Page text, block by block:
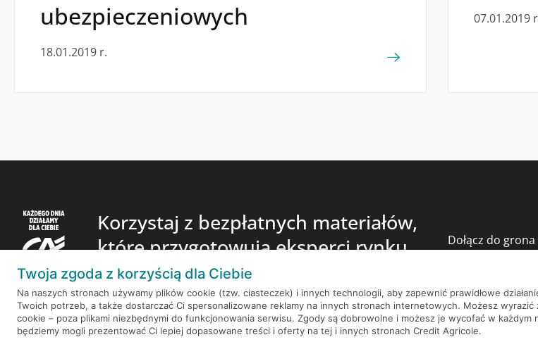
ubezpieczeniowych
18.01.2019 r.
07.01.2019
Korzystaj z bezpłatnych materiałów,
które przygotowują eksperci rynku
finansowego.
Dołącz do
Twoja zgoda z korzyścią dla Ciebie
Na naszych stronach używamy plików cookie (tzw. ciasteczek) i innych technologii, aby zapewnić prawidłowe
Twoich potrzeb, a także dostarczać Ci spersonalizowane reklamy na innych stronach internetowych. Możesz
cookie – poza plikami niezbędnymi do funkcjonowania serwisu. Zgody są dobrowolne i możesz je wycofać w każdym
będziemy mogli prezentować Ci lepiej dopasowane treści i oferty na tej i innych stronach Credit Agricole.